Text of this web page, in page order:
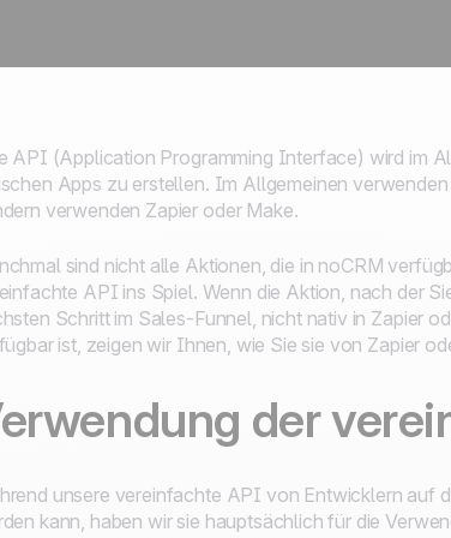
API (Application Programming Interface) wird im
Apps zu erstellen. Im Allgemeinen verwenden
verwenden Zapier oder Make.
sind nicht alle Aktionen, die in noCRM
API ins Spiel. Wenn die Aktion, nach der
Schritt im Sales-Funnel, nicht nativ in Zapier
ist, zeigen wir Ihnen, wie Sie sie von Zapier
der
unsere vereinfachte API von Entwicklern auf
kann, haben wir sie hauptsächlich für die